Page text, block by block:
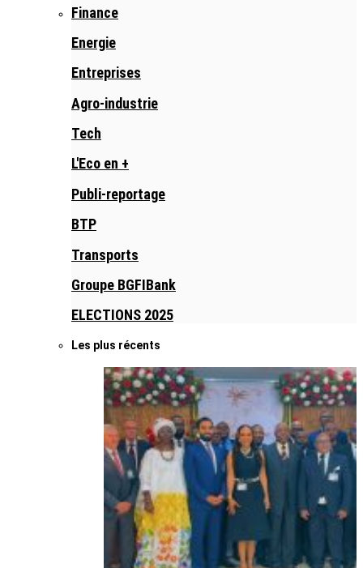
Finance
Energie
Entreprises
Agro-industrie
Tech
L'Eco en +
Publi-reportage
BTP
Transports
Groupe BGFIBank
ELECTIONS 2025
Les plus récents